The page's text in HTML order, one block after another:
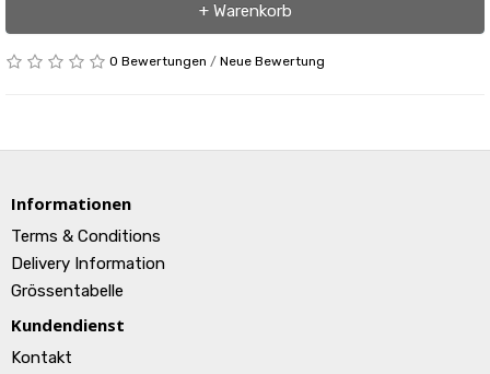
+ Warenkorb
0 Bewertungen / Neue Bewertung
Informationen
Terms & Conditions
Delivery Information
Grössentabelle
Kundendienst
Kontakt